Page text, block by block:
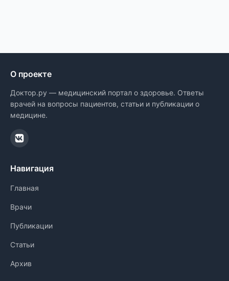
О проекте
Доктор.ру — медицинский портал о здоровье. Ответы
врачей на вопросы пациентов, статьи и публикации о
медицине.
Навигация
Главная
Врачи
Публикации
Статьи
Архив